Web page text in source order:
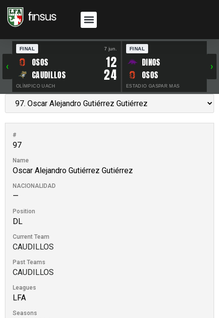
‹
FINAL 7 jun.
OSOS 12
CAUDILLOS 24
OLÍMPICO UACH
FINAL
DINOS
OSOS
ESTADIO GASPAR MAS
›
#
97
Name
Oscar Alejandro Gutiérrez Gutiérrez
NACIONALIDAD
—
Position
DL
Current Team
CAUDILLOS
Past Teams
CAUDILLOS
Leagues
LFA
Seasons